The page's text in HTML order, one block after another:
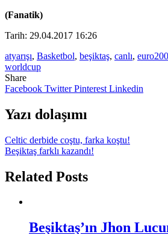
(Fanatik)
Tarih: 29.04.2017 16:26
atyarışı, Basketbol, beşiktaş, canlı,
worldcup
Share
Facebook TwitterPinterest Linkedin
Yazı dolaşımı
Celtic derbide coştu, farka koştu!
Beşiktaş farklı kazandı!
Related Posts
Beşiktaş’ın Jhon